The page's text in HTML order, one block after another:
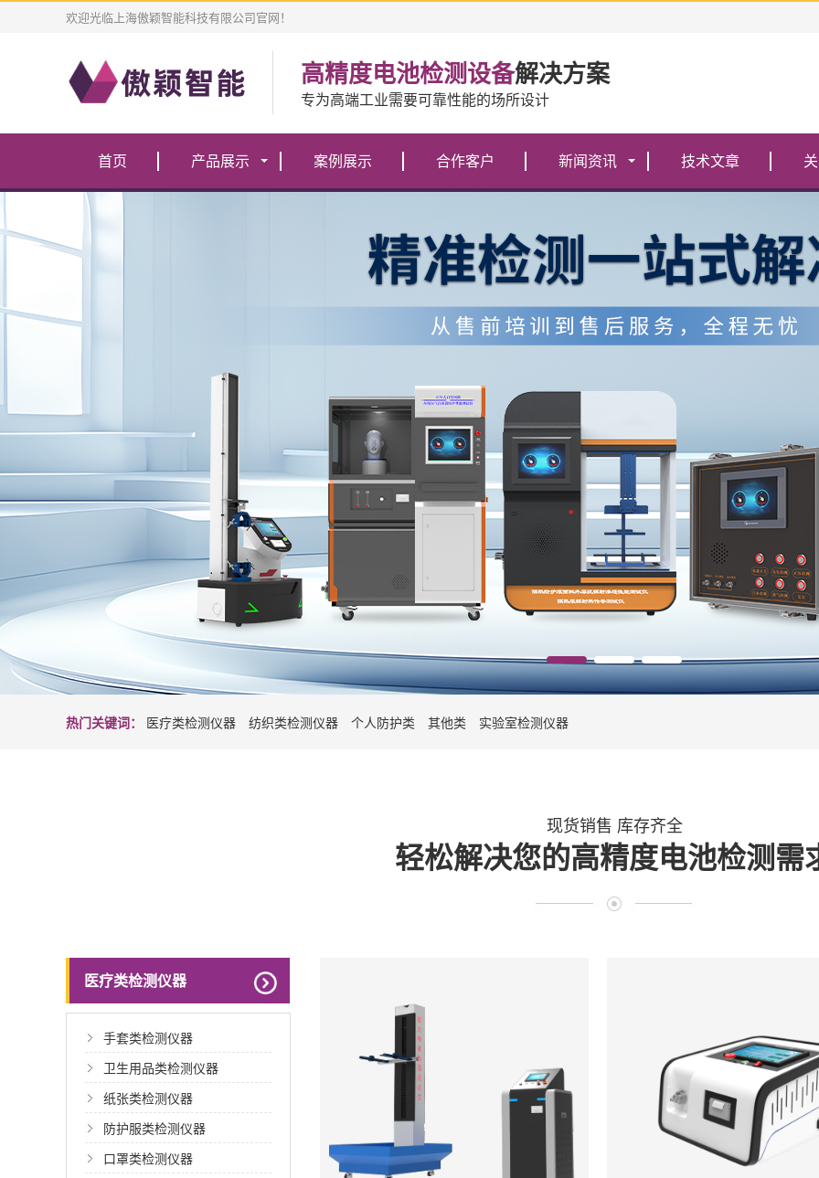
欢迎光临上海傲颖智能科技有限公司官网！
高精度电池检测设备解决方案
专为高端工业需要可靠性能的场所设计
首页 产品展示 案例展示 合作客户 新闻资讯 技术文章
热门关键词： 医疗类检测仪器 纺织类检测仪器 个人防护类 其他类 实验室检测仪器
现货销售 库存齐全
轻松解决您的高精度电池检测需
医疗类检测仪器
手套类检测仪器
卫生用品类检测仪器
纸张类检测仪器
防护服类检测仪器
口罩类检测仪器